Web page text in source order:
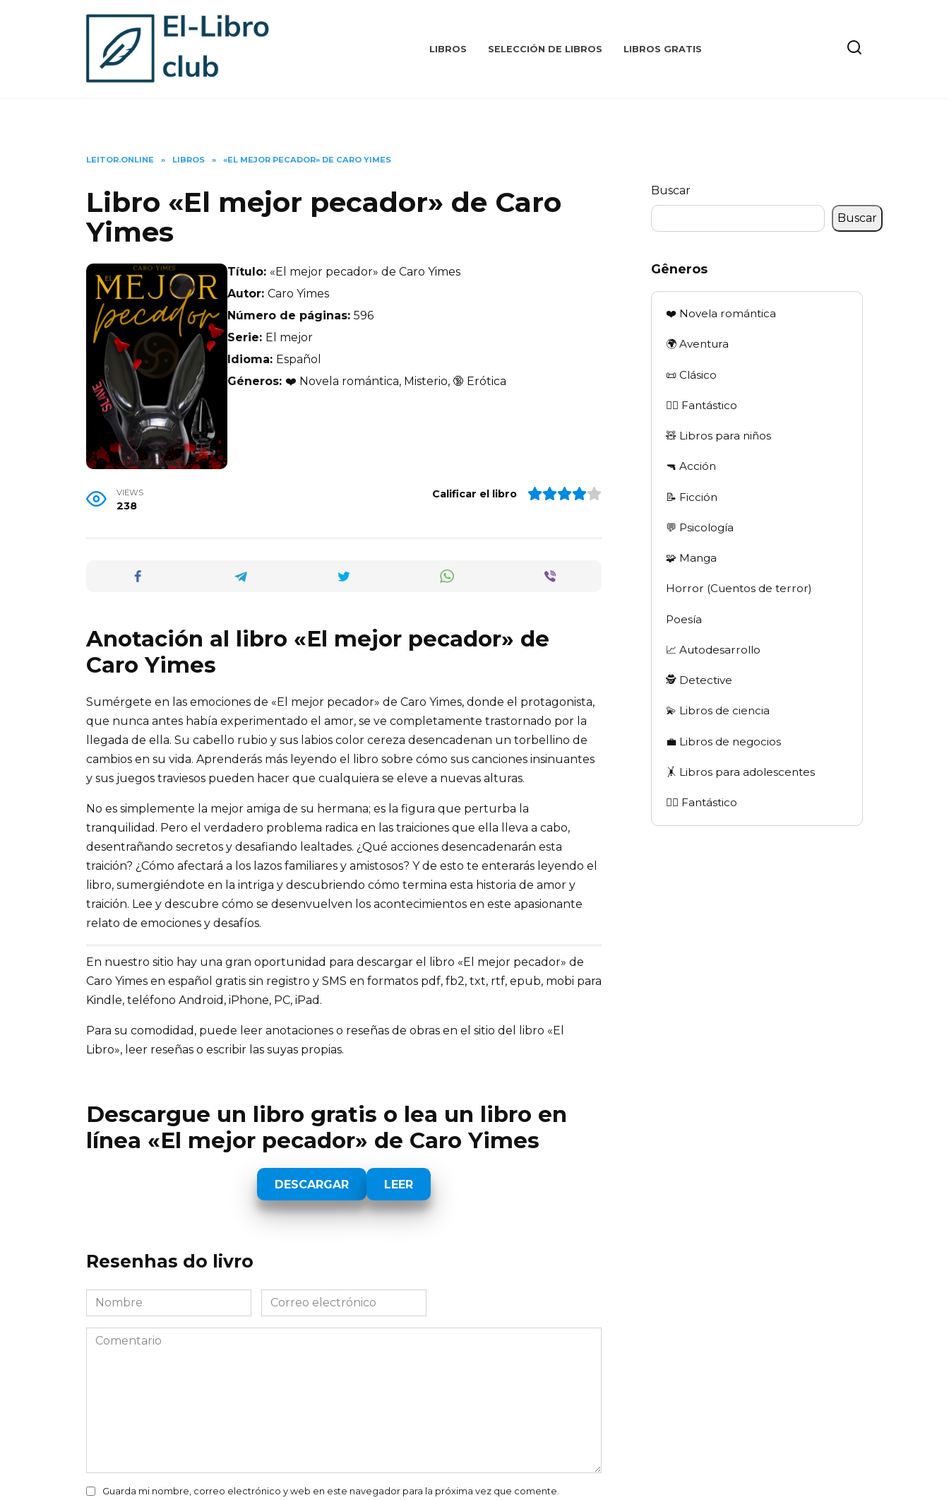
LIBROS SELECCIÓN DE LIBROS LIBROS GRATIS
LEITOR.ONLINE » LIBROS » «EL MEJOR PECADOR» DE CARO YIMES
Libro «El mejor pecador» de Caro
Yimes
Título: «El mejor pecador» de Caro Yimes
Autor: Caro Yimes
Número de páginas: 596
Serie: El mejor
Idioma: Español
Géneros: ❤️ Novela romántica, Misterio, 🔞 Erótica
VIEWS
238
Calificar el libro
Anotación al libro «El mejor pecador» de
Caro Yimes
Sumérgete en las emociones de «El mejor pecador» de Caro Yimes, donde el protagonista,
que nunca antes había experimentado el amor, se ve completamente trastornado por la
llegada de ella. Su cabello rubio y sus labios color cereza desencadenan un torbellino de
cambios en su vida. Aprenderás más leyendo el libro sobre cómo sus canciones insinuantes
y sus juegos traviesos pueden hacer que cualquiera se eleve a nuevas alturas.
No es simplemente la mejor amiga de su hermana; es la figura que perturba la
tranquilidad. Pero el verdadero problema radica en las traiciones que ella lleva a cabo,
desentrañando secretos y desafiando lealtades. ¿Qué acciones desencadenarán esta
traición? ¿Cómo afectará a los lazos familiares y amistosos? Y de esto te enterarás leyendo el
libro, sumergiéndote en la intriga y descubriendo cómo termina esta historia de amor y
traición. Lee y descubre cómo se desenvuelven los acontecimientos en este apasionante
relato de emociones y desafíos.
En nuestro sitio hay una gran oportunidad para descargar el libro «El mejor pecador» de
Caro Yimes en español gratis sin registro y SMS en formatos pdf, fb2, txt, rtf, epub, mobi para
Kindle, teléfono Android, iPhone, PC, iPad.
Para su comodidad, puede leer anotaciones o reseñas de obras en el sitio del libro «El
Libro», leer reseñas o escribir las suyas propias.
Descargue un libro gratis o lea un libro en
línea «El mejor pecador» de Caro Yimes
DESCARGAR LEER
Resenhas do livro
Nombre
*
Correo
electrónico
*
Comentario
Guarda mi nombre, correo electrónico y web en este navegador para la próxima vez que comente.
Buscar
Buscar
Gêneros
❤️ Novela romántica
🌍 Aventura
📜 Clásico
🧙‍♂️ Fantástico
🧸 Libros para niños
🔫 Acción
📝 Ficción
💬 Psicología
🧩 Manga
Horror (Cuentos de terror)
Poesía
📈 Autodesarrollo
🕵 Detective
💫 Libros de ciencia
💼 Libros de negocios
🤸 Libros para adolescentes
🧙‍♂️ Fantástico